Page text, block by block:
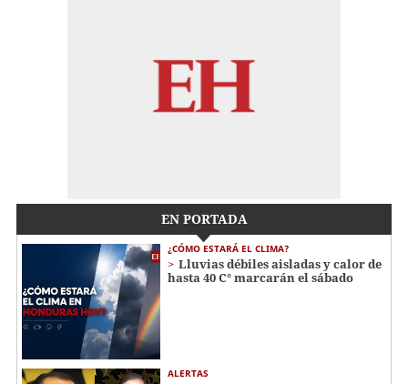
EN PORTADA
¿CÓMO ESTARÁ EL CLIMA?
Lluvias débiles aisladas y calor de
hasta 40 C° marcarán el sábado
ALERTAS